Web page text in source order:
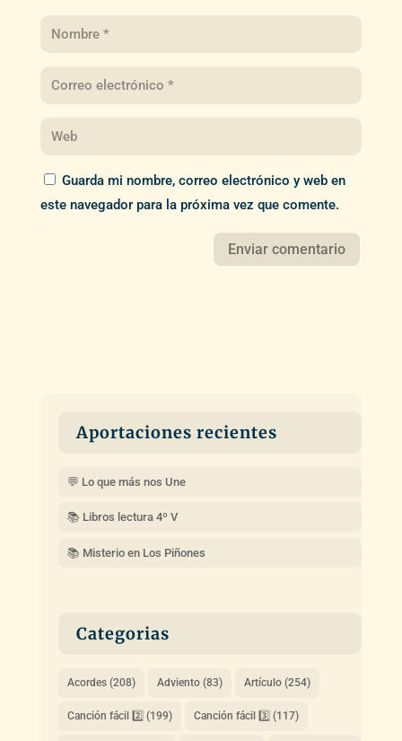
Guarda mi nombre, correo electrónico y web en
este navegador para la próxima vez que comente.
Aportaciones recientes
💬 Lo que más nos Une
📚 Libros lectura 4º V
📚 Misterio en Los Piñones
Categorias
Acordes(208) Adviento(83) Artículo(254)
Canción fácil 2️⃣ (199) Canción fácil 3️⃣ (117)